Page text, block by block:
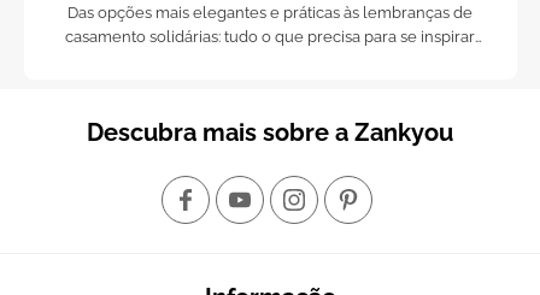
Das opções mais elegantes e práticas às lembranças de
casamento solidárias: tudo o que precisa para se inspirar
Descubra mais sobre a Zankyou